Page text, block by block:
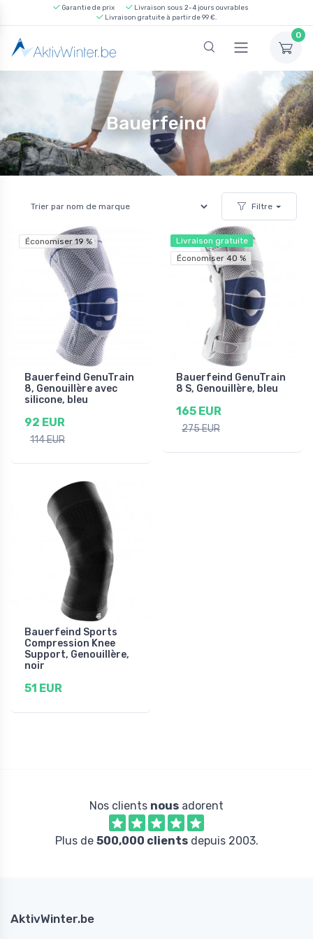
Garantie de prix
Livraison sous 2-4 jours ouvrables
Livraison gratuite à partir de 99 €.
0
Bauerfeind
Filtre
Économiser 19 %
Bauerfeind GenuTrain
8, Genouillère avec
silicone, bleu
92 EUR
114 EUR
Livraison gratuite
Économiser 40 %
Bauerfeind GenuTrain
8 S, Genouillère, bleu
165 EUR
275 EUR
Bauerfeind Sports
Compression Knee
Support, Genouillère,
noir
51 EUR
Nos clients nous adorent
Plus de 500,000 clientsdepuis 2003.
AktivWinter.be